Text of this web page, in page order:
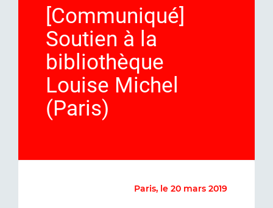
[Communiqué]
Soutien à la
bibliothèque
Louise Michel
(Paris)
Paris, le 20 mars 2019